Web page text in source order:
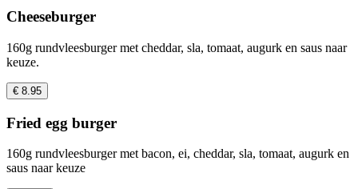
Cheeseburger
160g rundvleesburger met cheddar, sla, tomaat, augurk en saus naar
keuze.
€ 8.95
Fried egg burger
160g rundvleesburger met bacon, ei, cheddar, sla, tomaat, augurk en
saus naar keuze